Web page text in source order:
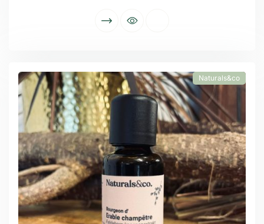
Naturals&co